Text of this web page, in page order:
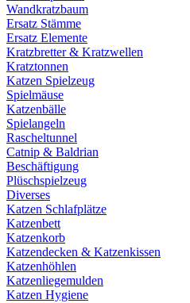
Wandkratzbaum
Ersatz Stämme
Ersatz Elemente
Kratzbretter & Kratzwellen
Kratztonnen
Katzen Spielzeug
Spielmäuse
Katzenbälle
Spielangeln
Rascheltunnel
Catnip & Baldrian
Beschäftigung
Plüschspielzeug
Diverses
Katzen Schlafplätze
Katzenbett
Katzenkorb
Katzendecken & Katzenkissen
Katzenhöhlen
Katzenliegemulden
Katzen Hygiene